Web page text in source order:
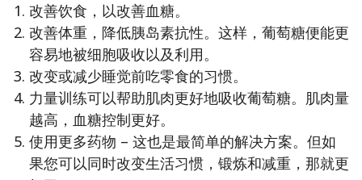
改善饮食，以改善血糖。
改善体重，降低胰岛素抗性。这样，葡萄糖便能更
容易地被细胞吸收以及利用。
改变或减少睡觉前吃零食的习惯。
力量训练可以帮助肌肉更好地吸收葡萄糖。肌肉量
越高，血糖控制更好。
使用更多药物 – 这也是最简单的解决方案。但如
果您可以同时改变生活习惯，锻炼和减重，那就更